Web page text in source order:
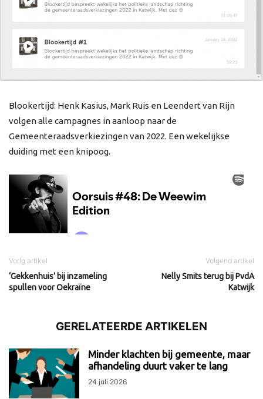
Blookertijd: Henk Kasius, Mark Ruis en Leendert van Rijn
volgen alle campagnes in aanloop naar de
Gemeenteraadsverkiezingen van 2022. Een wekelijkse
duiding met een knipoog.
Vorig artikel
‘Gekkenhuis’ bij inzameling
spullen voor Oekraïne
Volgend artikel
Nelly Smits terug bij PvdA
Katwijk
GERELATEERDE ARTIKELEN
Minder klachten bij gemeente, maar
afhandeling duurt vaker te lang
24 juli 2026